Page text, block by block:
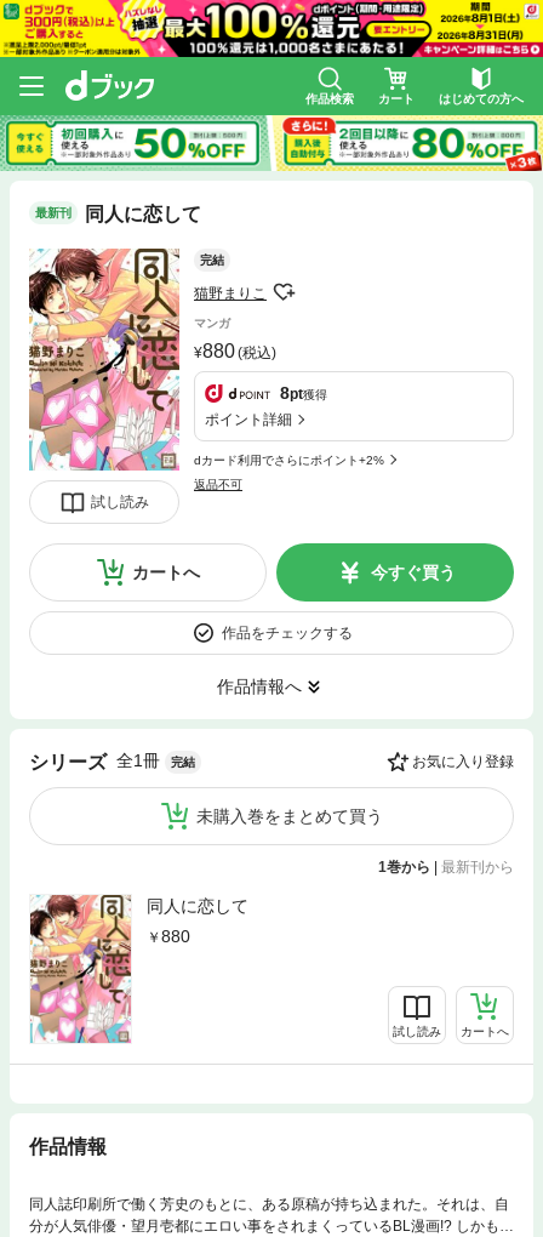
作品検索 カート はじめての方へ
最新刊 同人に恋して
試し読み
完結
猫野まりこ
マンガ
880(税込)
8pt獲得
ポイント詳細
dカード利用でさらにポイント+2%
返品不可
カートへ 今すぐ買う
作品をチェックする
作品情報へ
シリーズ 全1冊 完結 お気に入り登録
未購入巻をまとめて買う
1巻から | 最新刊から
同人に恋して
880
試し読み カートへ
作品情報
同人誌印刷所で働く芳史のもとに、ある原稿が持ち込まれた。それは、自
分が人気俳優・望月壱都にエロい事をされまくっているBL漫画!? しかもそ